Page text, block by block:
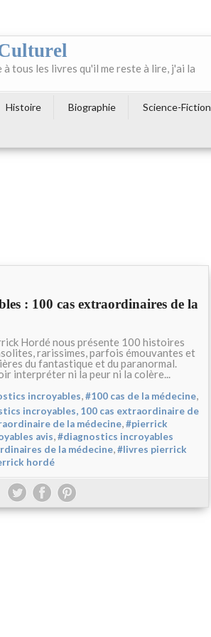
tous les livres qu'il me reste à lire, j'ai la
Histoire Biographie Science-Fiction
: 100 cas extraordinaires de la
Hordé nous présente 100 histoires
rarissimes, parfois émouvantes et
du fantastique et du paranormal.
interpréter ni la peur ni la colère...
incroyables,#100 cas de la médecine,
incroyables, 100 cas extraordinaire de
de la médecine,#pierrick
avis,#diagnostics incroyables
de la médecine,#livres pierrick
hordé